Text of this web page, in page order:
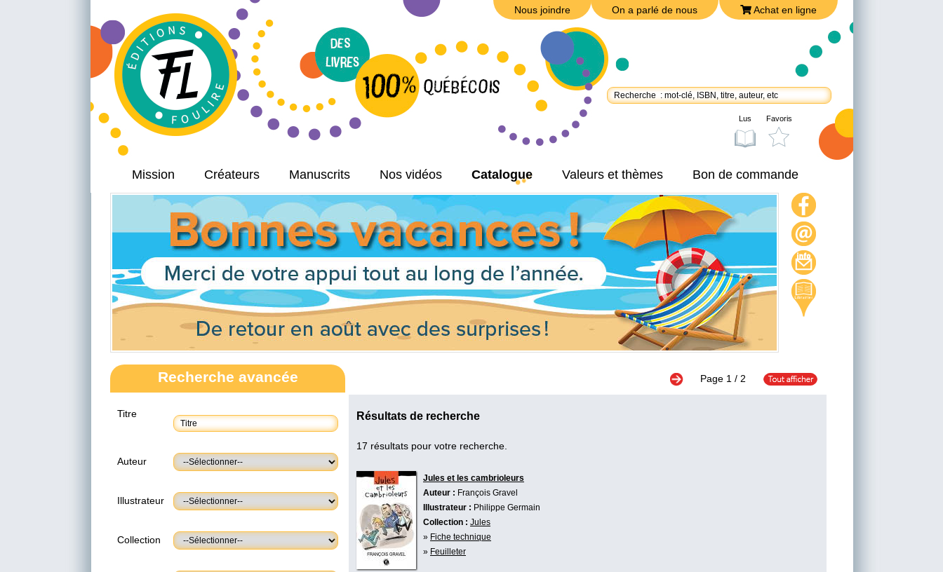
Nous joindre On a parlé de nous Achat en ligne
Mission Créateurs Manuscrits Nos vidéos Catalogue Valeurs et thèmes Bon de commande
On a parlé de nous
Achat en ligne
Nous joindre
Politique de confidentialité
Lus Favoris
Recherche avancée
Titre
Auteur
Illustrateur
Collection
Page 1 / 2
Résultats de recherche
17 résultats pour votre recherche.
Jules et les cambrioleurs
Auteur : François Gravel
Illustrateur : Philippe Germain
Collection : Jules
» Fiche technique
» Feuilleter